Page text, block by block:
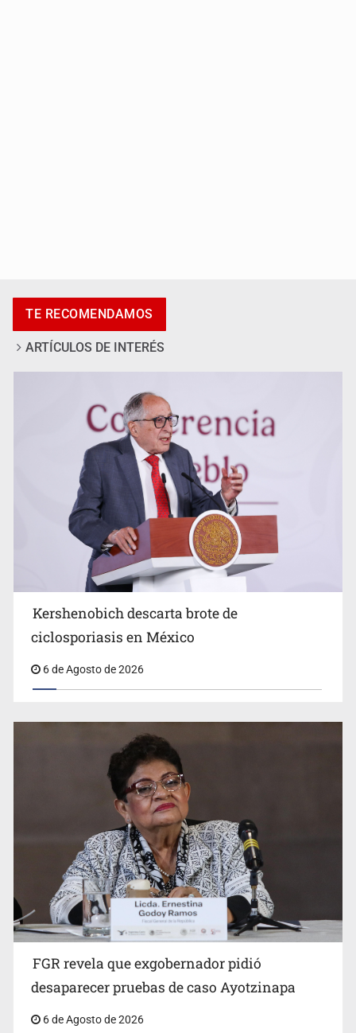
en Oblatos
Advierten retrocesos en transparencia tras desaparición
del INAI
Jalisco mantiene la búsqueda de 21 adolescentes
desaparecidos durante julio
Kershenobich descarta brote de ciclosporiasis en
TE RECOMENDAMOS
ARTÍCULOS DE INTERÉS
Kershenobich descarta brote de
ciclosporiasis en México
6 de Agosto de 2026
FGR revela que exgobernador pidió
desaparecer pruebas de caso Ayotzinapa
6 de Agosto de 2026